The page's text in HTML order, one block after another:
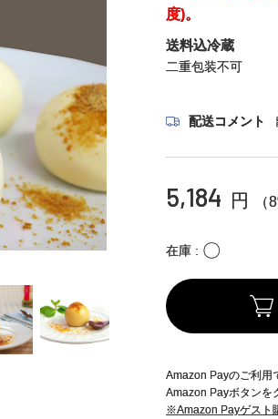
度)。
送料込冷蔵
二重包装不可
配送コメント
5,184 円 （
在庫 〇
Amazon Payのご利用
Amazon Payボタンを
※Amazon Payゲスト